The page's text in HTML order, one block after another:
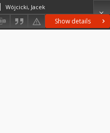
Show details
Wójcicki, Jacek